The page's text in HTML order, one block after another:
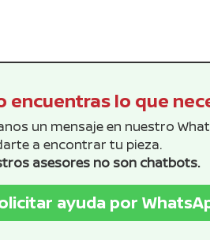
encuentras lo que
un mensaje en nuestro
a encontrar tu pieza.
asesores no son chatbots.
ayuda por